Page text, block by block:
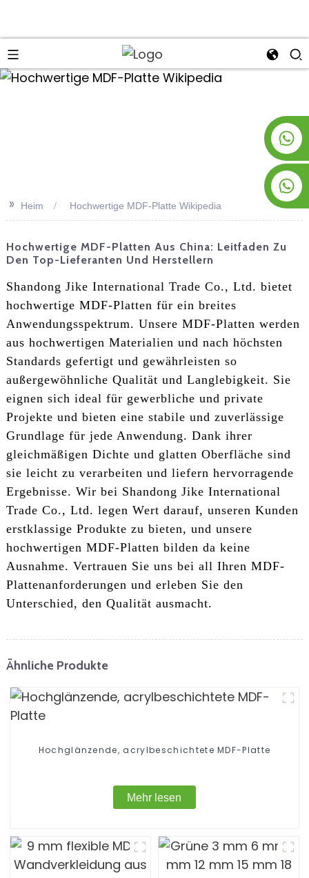
>>
Heim Hochwertige MDF-Platte Wikipedia
Hochwertige MDF-Platten Aus China: Leitfaden Zu
Den Top-Lieferanten Und Herstellern
Shandong Jike International Trade Co., Ltd. bietet
hochwertige MDF-Platten für ein breites
Anwendungsspektrum. Unsere MDF-Platten werden
aus hochwertigen Materialien und nach höchsten
Standards gefertigt und gewährleisten so
außergewöhnliche Qualität und Langlebigkeit. Sie
eignen sich ideal für gewerbliche und private
Projekte und bieten eine stabile und zuverlässige
Grundlage für jede Anwendung. Dank ihrer
gleichmäßigen Dichte und glatten Oberfläche sind
sie leicht zu verarbeiten und liefern hervorragende
Ergebnisse. Wir bei Shandong Jike International
Trade Co., Ltd. legen Wert darauf, unseren Kunden
erstklassige Produkte zu bieten, und unsere
hochwertigen MDF-Platten bilden da keine
Ausnahme. Vertrauen Sie uns bei all Ihren MDF-
Plattenanforderungen und erleben Sie den
Unterschied, den Qualität ausmacht.
Ähnliche Produkte
Hochglänzende, acrylbeschichtete MDF-Platte
Mehr lesen